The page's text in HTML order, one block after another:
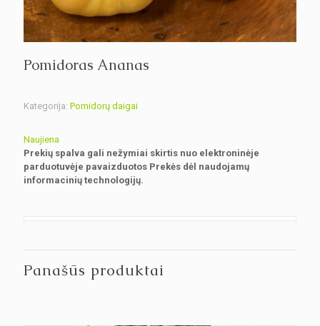
Pomidoras Ananas
Kategorija: Pomidorų daigai
Naujiena
Prekių spalva gali nežymiai skirtis nuo elektroninėje
parduotuvėje pavaizduotos Prekės dėl naudojamų
informacinių technologijų.
Panašūs produktai